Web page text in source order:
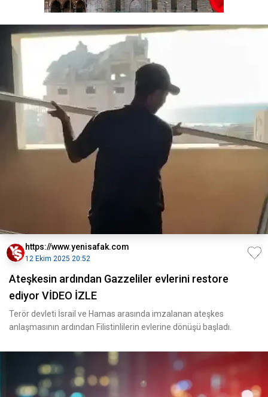
https://www.yenisafak.com
12 Ekim 2025 20:52
Ateşkesin ardından Gazzeliler evlerini restore
ediyor VİDEO İZLE
Terör devleti İsrail ve Hamas arasında imzalanan ateşkes
anlaşmasının ardından Filistinlilerin evlerine dönüşü başladı.